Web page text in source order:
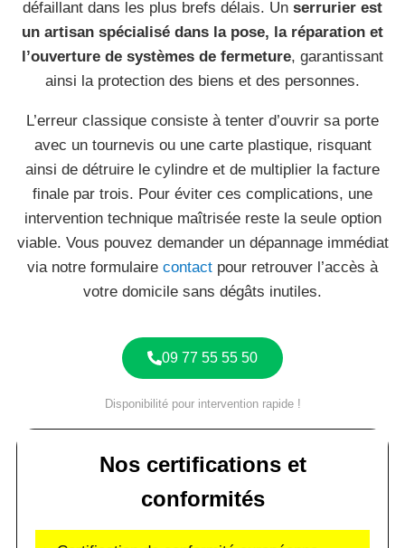
défaillant dans les plus brefs délais. Un serrurier est
un artisan spécialisé dans la pose, la réparation et
l’ouverture de systèmes de fermeture, garantissant
ainsi la protection des biens et des personnes.
L’erreur classique consiste à tenter d’ouvrir sa porte
avec un tournevis ou une carte plastique, risquant
ainsi de détruire le cylindre et de multiplier la facture
finale par trois. Pour éviter ces complications, une
intervention technique maîtrisée reste la seule option
viable. Vous pouvez demander un dépannage immédiat
via notre formulaire contact pour retrouver l’accès à
votre domicile sans dégâts inutiles.
09 77 55 55 50
Disponibilité pour intervention rapide !
Nos certifications et
conformités